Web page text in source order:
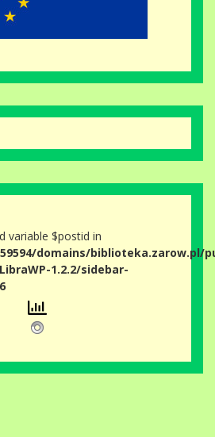
variable $postid in
domains/biblioteka.zarow.pl/
1.2.2/sidebar-
6